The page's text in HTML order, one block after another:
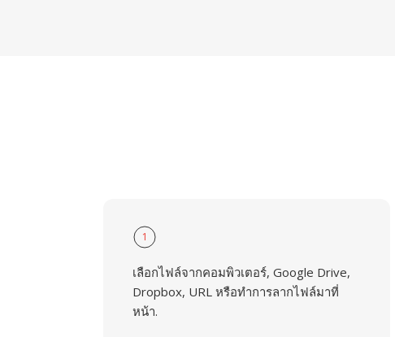
1
เลือกไฟล์จากคอมพิวเตอร์, Google Drive,
Dropbox, URL หรือทำการลากไฟล์มาที่
หน้า.